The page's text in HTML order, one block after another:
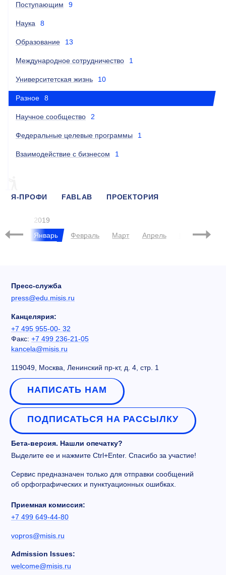
Поступающим 9
Наука 8
Образование 13
Международное сотрудничество 1
Университетская жизнь 10
Разное 8
Научное сообщество 2
Федеральные целевые программы 1
Взаимодействие с бизнесом 1
Я-ПРОФИ FABLAB ПРОЕКТОРИЯ
РОСНАНО
2019
Январь
Февраль Март Апрель Май Июнь
Пресс-служба
press@edu.misis.ru
Канцелярия:
+7 495 955-00- 32
Факс: +7 499 236-21-05
kancela@misis.ru
119049, Москва, Ленинский пр-кт, д. 4, стр. 1
НАПИСАТЬ НАМ
ПОДПИСАТЬСЯ НА РАССЫЛКУ
Бета-версия. Нашли опечатку?
Выделите ее и нажмите Ctrl+Enter. Спасибо за участие!
Сервис предназначен только для отправки сообщений
об орфографических и пунктуационных ошибках.
Приемная комиссия:
+7 499 649-44-80
vopros@misis.ru
Admission Issues:
welcome@misis.ru